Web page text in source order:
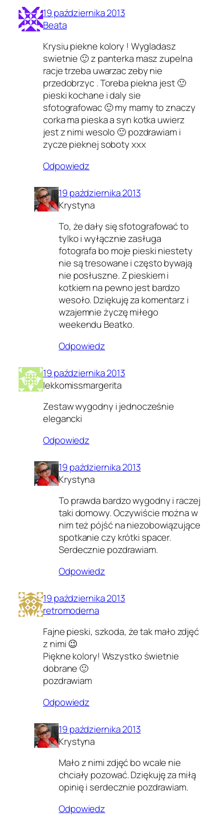
19 października 2013
Beata
Krysiu piekne kolory ! Wygladasz
swietnie 🙂 z panterka masz zupelna
racje trzeba uwarzac zeby nie
przedobrzyc . Toreba piekna jest 🙂
pieski kochane i daly sie
sfotografowac 🙂 my mamy to znaczy
corka ma pieska a syn kotka uwierz
jest z nimi wesolo 🙂 pozdrawiam i
zycze pieknej soboty xxx
Odpowiedz
19 października 2013
Krystyna
To, że dały się sfotografować to
tylko i wyłącznie zasługa
fotografa bo moje pieski niestety
nie są tresowane i często bywają
nie posłuszne. Z pieskiem i
kotkiem na pewno jest bardzo
wesoło. Dziękuję za komentarz i
wzajemnie życzę miłego
weekendu Beatko.
Odpowiedz
19 października 2013
lekkomissmargerita
Zestaw wygodny i jednocześnie
elegancki
Odpowiedz
19 października 2013
Krystyna
To prawda bardzo wygodny i raczej
taki domowy. Oczywiście można w
nim też pójść na niezobowiązujące
spotkanie czy krótki spacer.
Serdecznie pozdrawiam.
Odpowiedz
19 października 2013
retromoderna
Fajne pieski, szkoda, że tak mało zdjęć
z nimi 😉
Piękne kolory! Wszystko świetnie
dobrane 🙂
pozdrawiam
Odpowiedz
19 października 2013
Krystyna
Mało z nimi zdjęć bo wcale nie
chciały pozować. Dziękuję za miłą
opinię i serdecznie pozdrawiam.
Odpowiedz